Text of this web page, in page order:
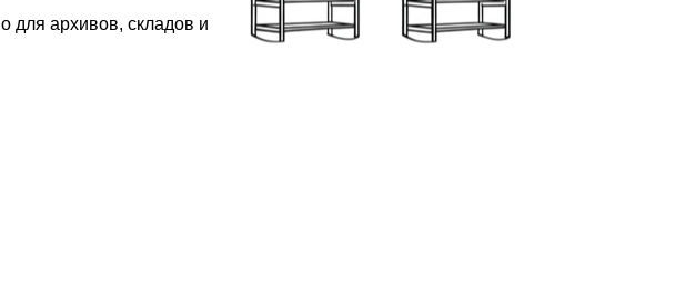
для архивов, складов и